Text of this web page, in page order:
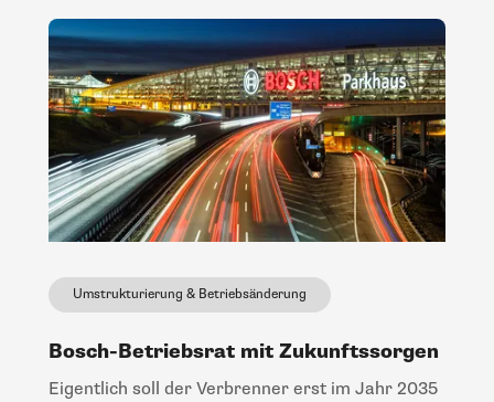
Umstrukturierung & Betriebsänderung
Bosch-Betriebsrat mit Zukunftssorgen
Eigentlich soll der Verbrenner erst im Jahr 2035